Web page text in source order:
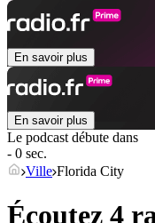
En savoir plus
En savoir plus
Le podcast débute dans
- 0 sec.
Ville Florida City
Écoutez 4